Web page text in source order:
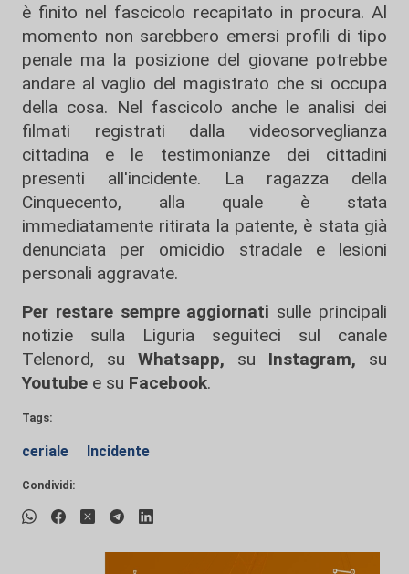
è finito nel fascicolo recapitato in procura. Al
momento non sarebbero emersi profili di tipo
penale ma la posizione del giovane potrebbe
andare al vaglio del magistrato che si occupa
della cosa. Nel fascicolo anche le analisi dei
filmati registrati dalla videosorveglianza
cittadina e le testimonianze dei cittadini
presenti all'incidente. La ragazza della
Cinquecento, alla quale è stata
immediatamente ritirata la patente, è stata già
denunciata per omicidio stradale e lesioni
personali aggravate.
Per restare sempre aggiornati sulle principali
notizie sulla Liguria seguiteci sul canale
Telenord, su
Whatsapp, su Instagram, su
Youtube e su Facebook.
Tags:
ceriale Incidente
Condividi: